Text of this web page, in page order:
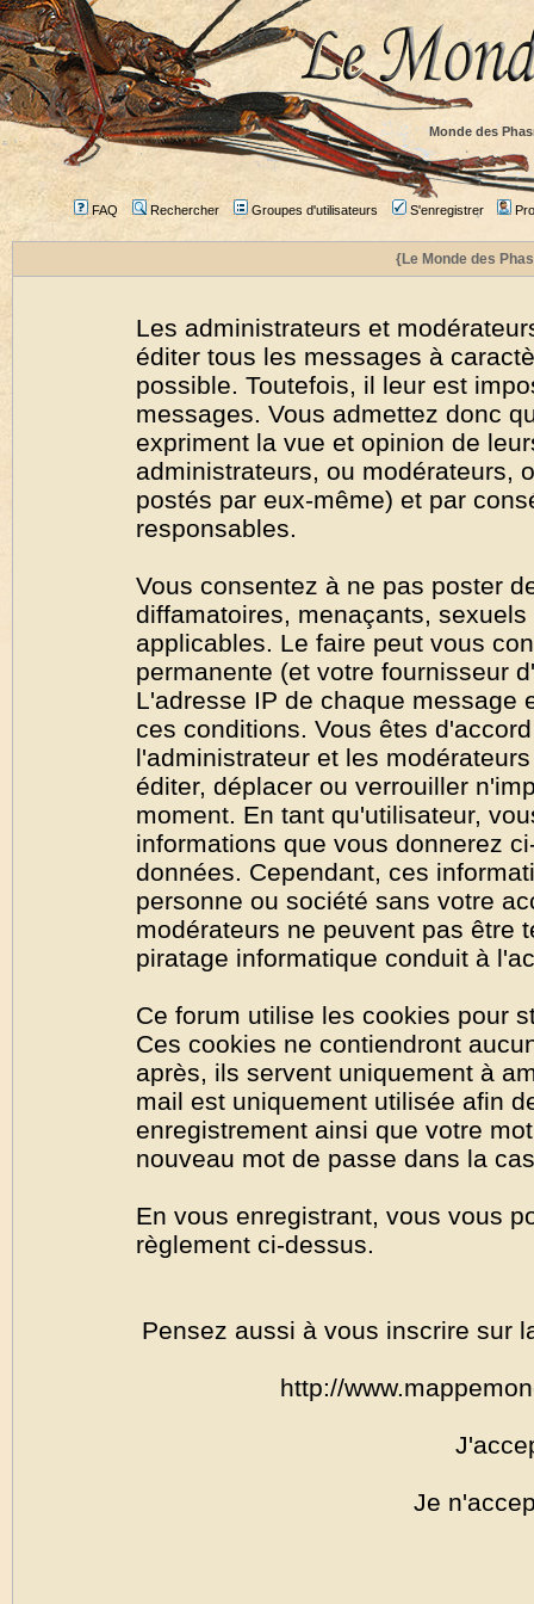
Monde des
FAQ Rechercher Groupes d'utilisateurs S'enregistrer
{Le Monde des
Les administrateurs et
éditer tous les messages à
possible. Toutefois, il leur est
messages. Vous admettez donc
expriment la vue et opinion de
administrateurs, ou modérateurs,
postés par eux-même) et par
responsables.
Vous consentez à ne pas poster
diffamatoires, menaçants,
applicables. Le faire peut vous
permanente (et votre fournisseur
L'adresse IP de chaque message
ces conditions. Vous êtes
l'administrateur et les
éditer, déplacer ou verrouiller
moment. En tant qu'utilisateur,
informations que vous donnerez
données. Cependant, ces
personne ou société sans votre
modérateurs ne peuvent pas être
piratage informatique conduit à
Ce forum utilise les cookies pour
Ces cookies ne contiendront
après, ils servent uniquement à
mail est uniquement utilisée afin
enregistrement ainsi que votre
nouveau mot de passe dans la
En vous enregistrant, vous vous
règlement ci-dessus.
Pensez aussi à vous inscrire sur
http://
Je